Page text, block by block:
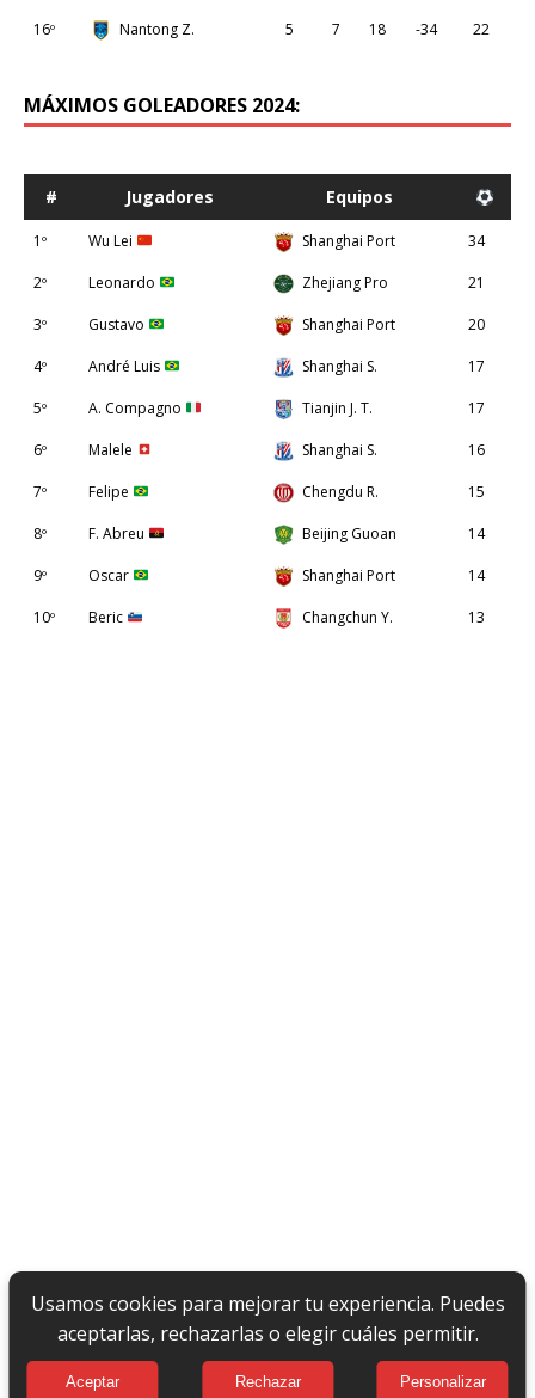
Usamos cookies para mejorar tu experiencia. Puedes
aceptarlas, rechazarlas o elegir cuáles permitir.
Aceptar Rechazar Personalizar
16º Nantong Z. 5 7 18 -34 22
MÁXIMOS GOLEADORES 2024:
# Jugadores Equipos
1º Wu Lei Shanghai Port 34
2º Leonardo Zhejiang Pro 21
3º Gustavo Shanghai Port 20
4º André Luis Shanghai S. 17
5º A. Compagno Tianjin J. T. 17
6º Malele Shanghai S. 16
7º Felipe Chengdu R. 15
8º F. Abreu Beijing Guoan 14
9º Oscar Shanghai Port 14
10º Beric Changchun Y. 13